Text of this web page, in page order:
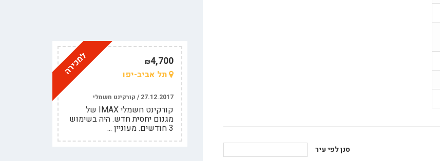
סנן לפי עיר
₪4,700
תל אביב-יפו
27.12.2017 / קורקינט חשמלי
קורקינט חשמלי IMAX של
מגנום יחסית חדש. היה בשימוש
3 חודשים. מעוניין ...
למכירה